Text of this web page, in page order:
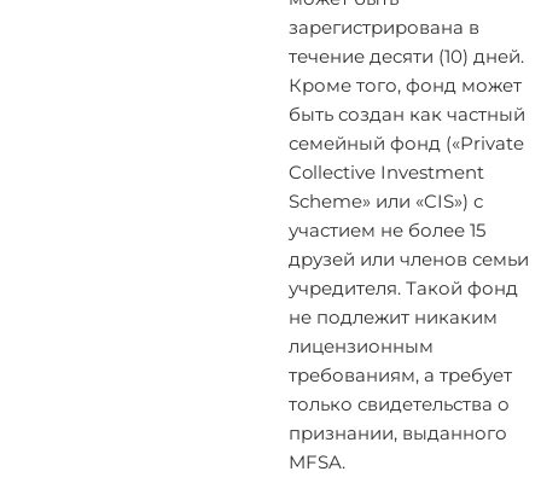
зарегистрирована в
течение десяти (10) дней.
Кроме того, фонд может
быть создан как частный
семейный фонд («Private
Collective Investment
Scheme» или «CIS») с
участием не более 15
друзей или членов семьи
учредителя. Такой фонд
не подлежит никаким
лицензионным
требованиям, а требует
только свидетельства о
признании, выданного
MFSA.